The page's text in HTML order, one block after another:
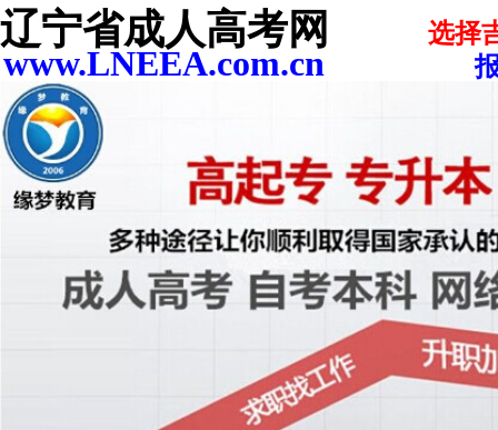
辽宁省成人高考网
www.LNEEA.com.cn
选择